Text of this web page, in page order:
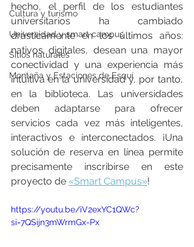
Cultura y turismo
Universidad y smart campus
Sitios naturales
Montaña y Estaciones de Esquí
hecho, el perfil de los estudiantes
universitarios ha cambiado
drásticamente en los últimos años:
nativos digitales, desean una mayor
conectividad y una experiencia más
intuitiva en la universidad y, por tanto,
en la biblioteca. Las universidades
deben adaptarse para ofrecer
servicios cada vez más inteligentes,
interactivos e interconectados. ¡Una
solución de reserva en línea permite
precisamente inscribirse en este
proyecto de «Smart Campus»!
https://youtu.be/iV2exYC1QWc?
si=7QSijn3mWrmGx-Px